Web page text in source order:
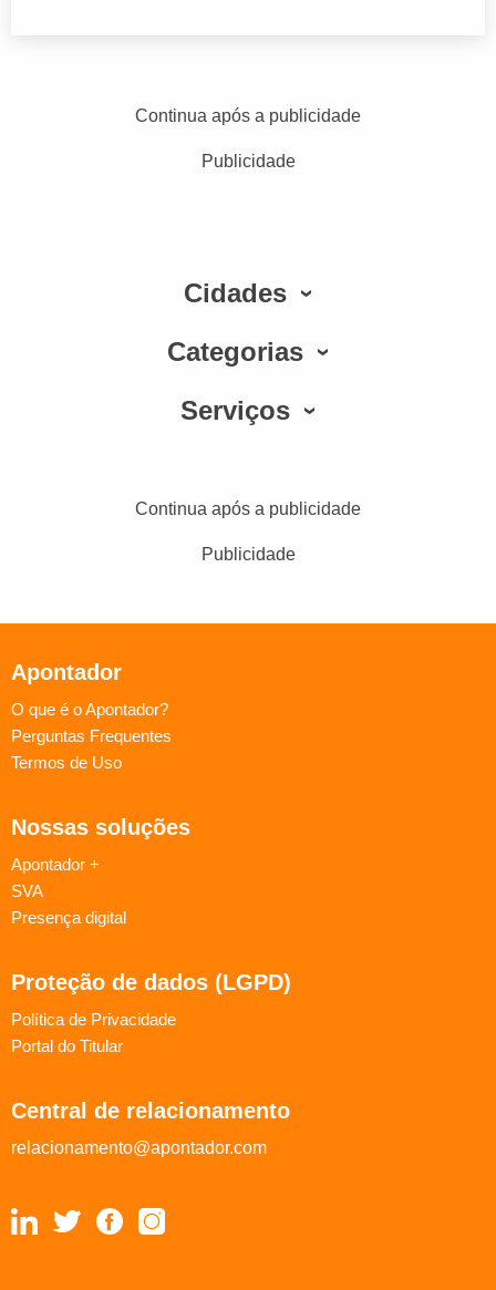
Continua após a publicidade
Publicidade
Cidades
Categorias
Serviços
Continua após a publicidade
Publicidade
Apontador
O que é o Apontador?
Perguntas Frequentes
Termos de Uso
Nossas soluções
Apontador +
SVA
Presença digital
Proteção de dados (LGPD)
Política de Privacidade
Portal do Titular
Central de relacionamento
relacionamento@apontador.com